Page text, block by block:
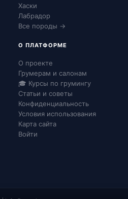
Хаски
Лабрадор
Все породы →
О ПЛАТФОРМЕ
О проекте
Грумерам и салонам
🎓 Курсы по грумингу
Статьи и советы
Конфиденциальность
Условия использования
Карта сайта
Войти